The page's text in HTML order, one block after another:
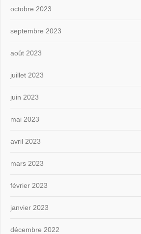
octobre 2023
septembre 2023
août 2023
juillet 2023
juin 2023
mai 2023
avril 2023
mars 2023
février 2023
janvier 2023
décembre 2022